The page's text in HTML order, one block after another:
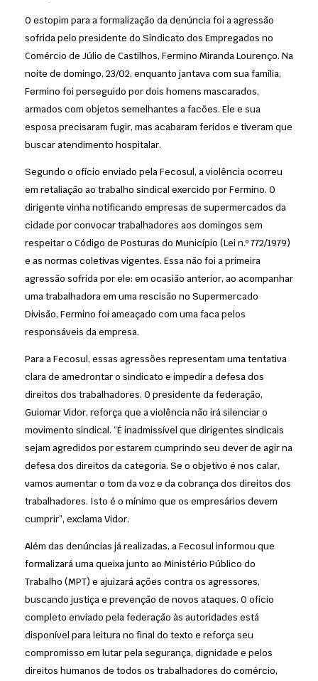
O estopim para a formalização da denúncia foi a agressão
sofrida pelo presidente do Sindicato dos Empregados no
Comércio de Júlio de Castilhos, Fermino Miranda Lourenço. Na
noite de domingo, 23/02, enquanto jantava com sua família,
Fermino foi perseguido por dois homens mascarados,
armados com objetos semelhantes a facões. Ele e sua
esposa precisaram fugir, mas acabaram feridos e tiveram que
buscar atendimento hospitalar.
Segundo o ofício enviado pela Fecosul, a violência ocorreu
em retaliação ao trabalho sindical exercido por Fermino. O
dirigente vinha notificando empresas de supermercados da
cidade por convocar trabalhadores aos domingos sem
respeitar o Código de Posturas do Município (Lei n.º 772/1979)
e as normas coletivas vigentes. Essa não foi a primeira
agressão sofrida por ele: em ocasião anterior, ao acompanhar
uma trabalhadora em uma rescisão no Supermercado
Divisão, Fermino foi ameaçado com uma faca pelos
responsáveis da empresa.
Para a Fecosul, essas agressões representam uma tentativa
clara de amedrontar o sindicato e impedir a defesa dos
direitos dos trabalhadores. O presidente da federação,
Guiomar Vidor, reforça que a violência não irá silenciar o
movimento sindical. “É inadmissível que dirigentes sindicais
sejam agredidos por estarem cumprindo seu dever de agir na
defesa dos direitos da categoria. Se o objetivo é nos calar,
vamos aumentar o tom da voz e da cobrança dos direitos dos
trabalhadores. Isto é o mínimo que os empresários devem
cumprir”, exclama Vidor.
Além das denúncias já realizadas, a Fecosul informou que
formalizará uma queixa junto ao Ministério Público do
Trabalho (MPT) e ajuizará ações contra os agressores,
buscando justiça e prevenção de novos ataques. O ofício
completo enviado pela federação às autoridades está
disponível para leitura no final do texto e reforça seu
compromisso em lutar pela segurança, dignidade e pelos
direitos humanos de todos os trabalhadores do comércio,